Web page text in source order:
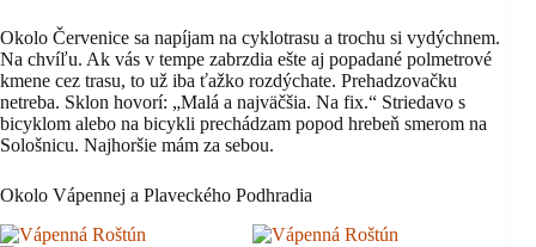
Okolo Červenice sa napíjam na cyklotrasu a trochu si vydýchnem.
Na chvíľu. Ak vás v tempe zabrzdia ešte aj popadané polmetrové
kmene cez trasu, to už iba ťažko rozdýchate. Prehadzovačku
netreba. Sklon hovorí: „Malá a najväčšia. Na fix.“ Striedavo s
bicyklom alebo na bicykli prechádzam popod hrebeň smerom na
Sološnicu. Najhoršie mám za sebou.
Okolo Vápennej a Plaveckého Podhradia